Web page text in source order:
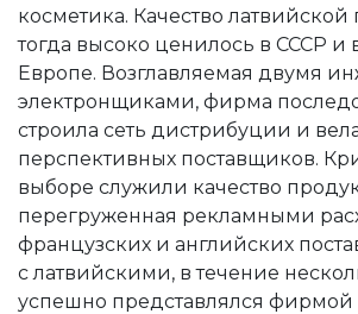
косметика. Качество
тогда высоко ценилось в СССР и
Европе. Возглавляемая двумя
электронщиками, фирма
строила сеть дистрибуции и
перспективных поставщиков.
выборе служили качество
перегруженная рекламными
французских и английских
с латвийскими, в течение
успешно представлялся